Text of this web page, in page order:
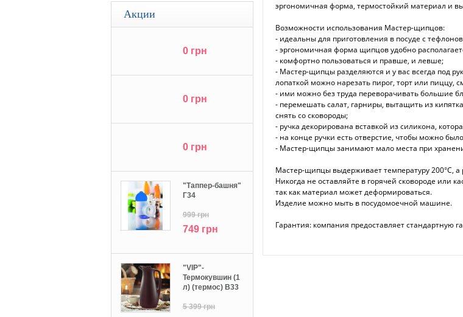
Акции
0 грн
0 грн
0 грн
"Tаппер-башня"
Г34
999 грн
749 грн
"VIP"-
Термокувшин (1
л) (термос) В33
5 399 грн
эргономичная форма, термостойкий материал и
Возможности использования Мастер-щипцов:
- идеальны для приготовления в посуде с
- эргономичная форма щипцов удобно
- комфортно пользоваться и правше, и левше;
- Мастер-щипцы разделяются и у вас всегда под
лопаткой можно нарезать пирог, торт или пиццу,
- ими можно без труда переворачивать большие
- перемешать салат, гарниры, вытащить из
снять со сковороды;
- ручка декорирована вставкой из силикона,
- на конце ручки есть отверстие, чтобы можно
- Мастер-щипцы занимают мало места при
Мастер-щипцы выдерживает температуру 200°С, а
Никогда не оставляйте в горячей сковороде или
так как материал может деформироваться.
Изделие можно мыть в посудомоечной машине.
Гарантия: компания предоставляет стандартную